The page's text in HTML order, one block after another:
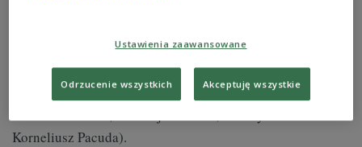
Goodmana. To wszystko znajdzie się w audycji "Teraz
jazz", która będzie nadawana od poniedziałku do piątku w
godz. 18.00-19.00 (prowadzenie: Tomasz Szachowski,
Korneliusz Pacuda).
Ustawienia zaawansowane
Odrzucenie wszystkich Akceptuję wszystkie